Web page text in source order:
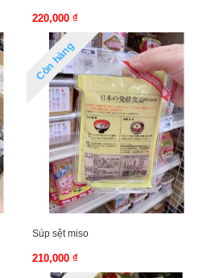
220,000 ₫
Còn hàng
Súp sệt miso
210,000 ₫